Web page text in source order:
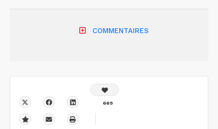
COMMENTAIRES
669